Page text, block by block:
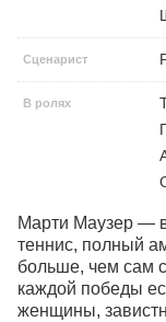
Сценарист
В ролях
Марти Маузер —
теннис, полный
больше, чем сам
каждой победы
женщины,